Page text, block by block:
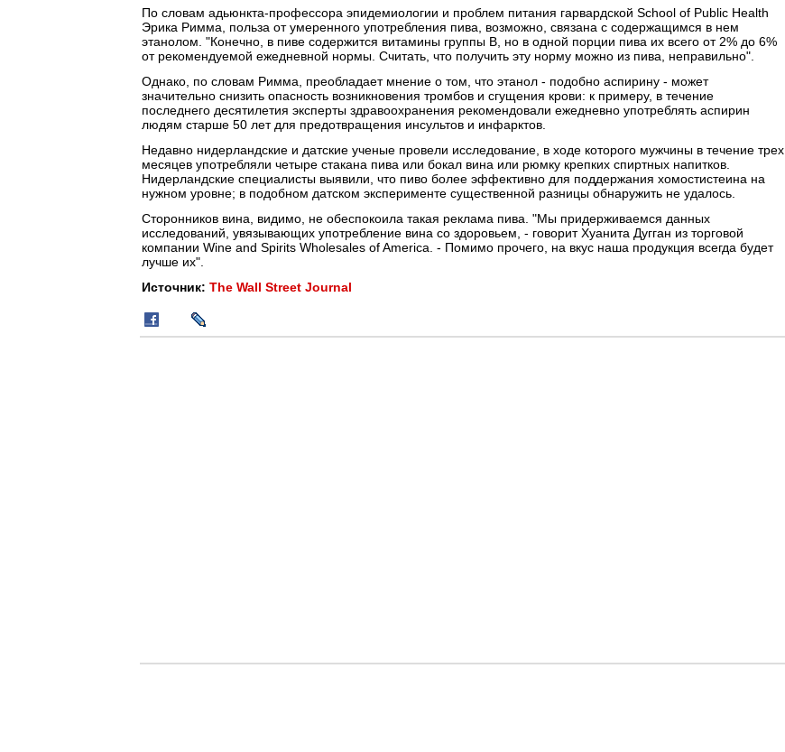
По словам адьюнкта-профессора эпидемиологии и проблем питания гарвардской School of Public Health
Эрика Римма, польза от умеренного употребления пива, возможно, связана с содержащимся в нем
этанолом. "Конечно, в пиве содержится витамины группы В, но в одной порции пива их всего от 2% до 6%
от рекомендуемой ежедневной нормы. Считать, что получить эту норму можно из пива, неправильно".
Однако, по словам Римма, преобладает мнение о том, что этанол - подобно аспирину - может
значительно снизить опасность возникновения тромбов и сгущения крови: к примеру, в течение
последнего десятилетия эксперты здравоохранения рекомендовали ежедневно употреблять аспирин
людям старше 50 лет для предотвращения инсультов и инфарктов.
Недавно нидерландские и датские ученые провели исследование, в ходе которого мужчины в течение трех
месяцев употребляли четыре стакана пива или бокал вина или рюмку крепких спиртных напитков.
Нидерландские специалисты выявили, что пиво более эффективно для поддержания хомостистеина на
нужном уровне; в подобном датском эксперименте существенной разницы обнаружить не удалось.
Сторонников вина, видимо, не обеспокоила такая реклама пива. "Мы придерживаемся данных
исследований, увязывающих употребление вина со здоровьем, - говорит Хуанита Дугган из торговой
компании Wine and Spirits Wholesales of America. - Помимо прочего, на вкус наша продукция всегда будет
лучше их".
Источник: The Wall Street Journal